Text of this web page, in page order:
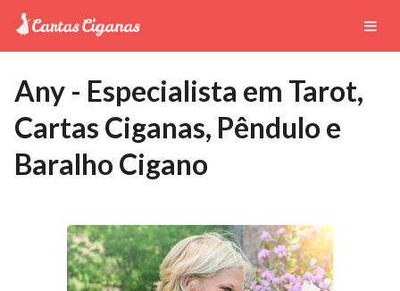
Any - Especialista em Tarot,
Cartas Ciganas, Pêndulo e
Baralho Cigano